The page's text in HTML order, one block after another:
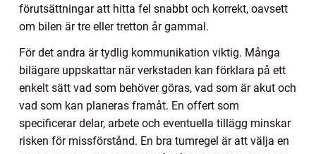
förutsättningar att hitta fel snabbt och korrekt, oavsett
om bilen är tre eller tretton år gammal.
För det andra är tydlig kommunikation viktig. Många
bilägare uppskattar när verkstaden kan förklara på ett
enkelt sätt vad som behöver göras, vad som är akut och
vad som kan planeras framåt. En offert som
specificerar delar, arbete och eventuella tillägg minskar
risken för missförstånd. En bra tumregel är att välja en